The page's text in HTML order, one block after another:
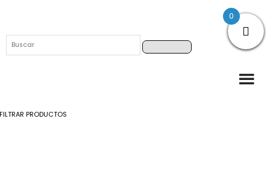
Buscar
FILTRAR PRODUCTOS
0